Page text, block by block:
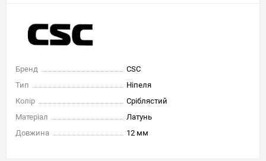
Бренд
CSC
Тип
Ніпеля
Колір
Сріблястий
Матеріал
Латунь
Довжина
12 мм